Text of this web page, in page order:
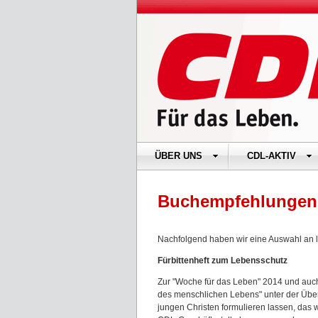
ÜBER UNS CDL-AKTIV
Buchempfehlungen
Nachfolgend haben wir eine Auswahl an
Fürbittenheft zum Lebensschutz
Zur "Woche für das Leben" 2014 und
des menschlichen Lebens" unter der
jungen Christen formulieren lassen, das